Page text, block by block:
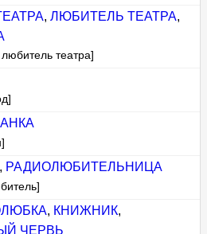
, ЛЮБИТЕЛЬ ТЕАТРА,
театра]
, РАДИОЛЮБИТЕЛЬНИЦА
, КНИЖНИК,
ЧЕРВЬ